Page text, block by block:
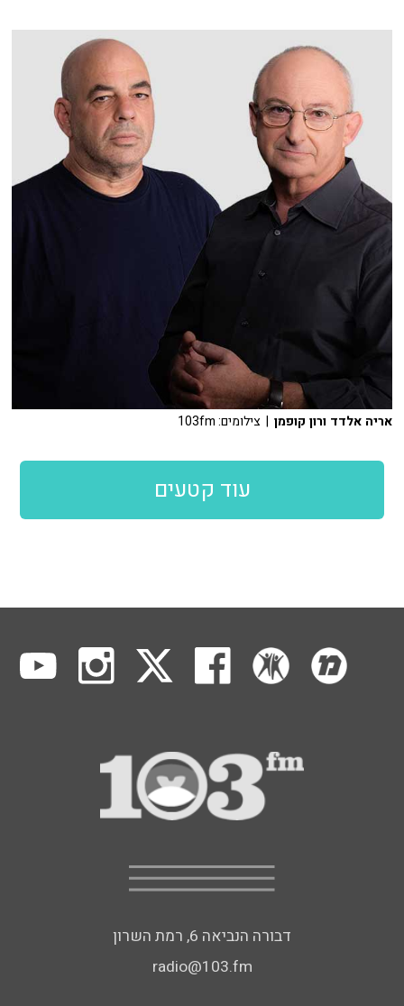
אריה אלדד ורון קופמן | צילומים: 103fm
עוד קטעים
דבורה הנביאה 6, רמת השרון
radio@103.fm